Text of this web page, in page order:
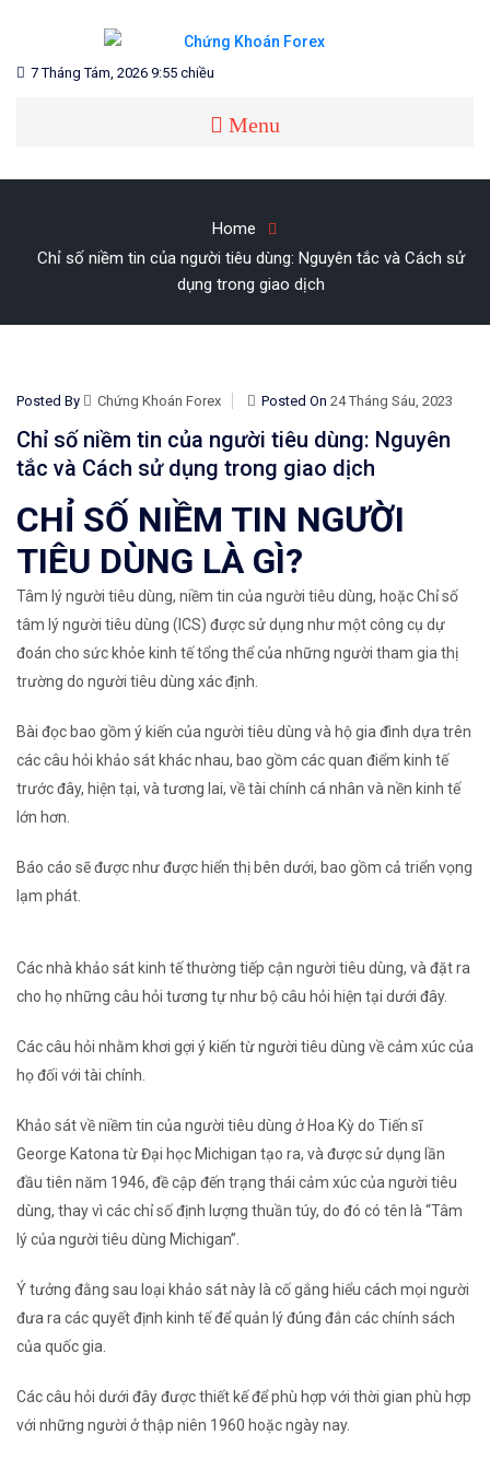
content
CHỨNG KHOÁN FOREX
Blog chia sẻ về Chứng Khoán và Forex
7 Tháng Tám, 2026 9:55 chiều
Menu
Home
Chỉ số niềm tin của người tiêu dùng: Nguyên tắc và Cách sử
dụng trong giao dịch
Posted By Chứng Khoán Forex Posted On 24 Tháng Sáu, 2023
Chỉ số niềm tin của người tiêu dùng: Nguyên
tắc và Cách sử dụng trong giao dịch
CHỈ SỐ NIỀM TIN NGƯỜI
TIÊU DÙNG LÀ GÌ?
Tâm lý người tiêu dùng, niềm tin của người tiêu dùng, hoặc Chỉ số
tâm lý người tiêu dùng (ICS) được sử dụng như một công cụ dự
đoán cho sức khỏe kinh tế tổng thể của những người tham gia thị
trường do người tiêu dùng xác định.
Bài đọc bao gồm ý kiến ​​của người tiêu dùng và hộ gia đình dựa trên
các câu hỏi khảo sát khác nhau, bao gồm các quan điểm kinh tế
trước đây, hiện tại, và tương lai, về tài chính cá nhân và nền kinh tế
lớn hơn.
Báo cáo sẽ được như được hiển thị bên dưới, bao gồm cả triển vọng
lạm phát.
Các nhà khảo sát kinh tế thường tiếp cận người tiêu dùng, và đặt ra
cho họ những câu hỏi tương tự như bộ câu hỏi hiện tại dưới đây.
Các câu hỏi nhằm khơi gợi ý kiến ​​​​từ người tiêu dùng về cảm xúc của
họ đối với tài chính.
Khảo sát về niềm tin của người tiêu dùng ở Hoa Kỳ do Tiến sĩ
George Katona từ Đại học Michigan tạo ra, và được sử dụng lần
đầu tiên năm 1946, đề cập đến trạng thái cảm xúc của người tiêu
dùng, thay vì các chỉ số định lượng thuần túy, do đó có tên là “Tâm
lý của người tiêu dùng Michigan”.
Ý tưởng đằng sau loại khảo sát này là cố gắng hiểu cách mọi người
đưa ra các quyết định kinh tế để quản lý đúng đắn các chính sách
của quốc gia.
Các câu hỏi dưới đây được thiết kế để phù hợp với thời gian phù hợp
với những người ở thập niên 1960 hoặc ngày nay.